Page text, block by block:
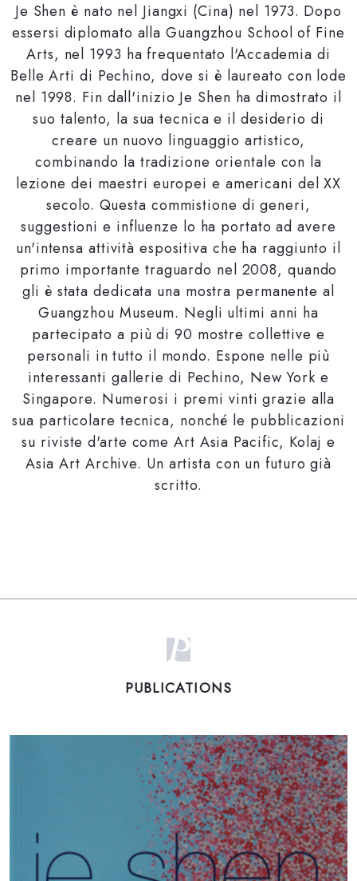
Je Shen è nato nel Jiangxi (Cina) nel 1973. Dopo
essersi diplomato alla Guangzhou School of Fine
Arts, nel 1993 ha frequentato l'Accademia di
Belle Arti di Pechino, dove si è laureato con lode
nel 1998. Fin dall'inizio Je Shen ha dimostrato il
suo talento, la sua tecnica e il desiderio di
creare un nuovo linguaggio artistico,
combinando la tradizione orientale con la
lezione dei maestri europei e americani del XX
secolo. Questa commistione di generi,
suggestioni e influenze lo ha portato ad avere
un'intensa attività espositiva che ha raggiunto il
primo importante traguardo nel 2008, quando
gli è stata dedicata una mostra permanente al
Guangzhou Museum. Negli ultimi anni ha
partecipato a più di 90 mostre collettive e
personali in tutto il mondo. Espone nelle più
interessanti gallerie di Pechino, New York e
Singapore. Numerosi i premi vinti grazie alla
sua particolare tecnica, nonché le pubblicazioni
su riviste d'arte come Art Asia Pacific, Kolaj e
Asia Art Archive. Un artista con un futuro già
scritto.
PUBLICATIONS